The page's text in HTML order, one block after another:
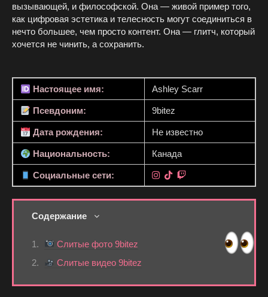
вызывающей, и философской. Она — живой пример того,
как цифровая эстетика и телесность могут соединиться в
нечто большее, чем просто контент. Она — глитч, который
хочется не чинить, а сохранить.
Настоящее имя: Ashley Scarr
Псевдоним: 9bitez
Дата рождения: Не известно
Национальность: Канада
Социальные сети:
Содержание
Слитые фото 9bitez
Слитые видео 9bitez